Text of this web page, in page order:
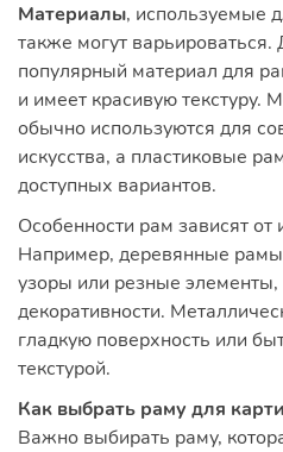
Материалы, используемые
также могут
популярный материал для
и имеет красивую текстуру.
обычно используются для
искусства, а пластиковые
доступных вариантов.
Особенности рам зависят от
Например, деревянные
узоры или резные
декоративности.
гладкую поверхность или
текстурой.
Как выбрать раму для
Важно выбирать раму,